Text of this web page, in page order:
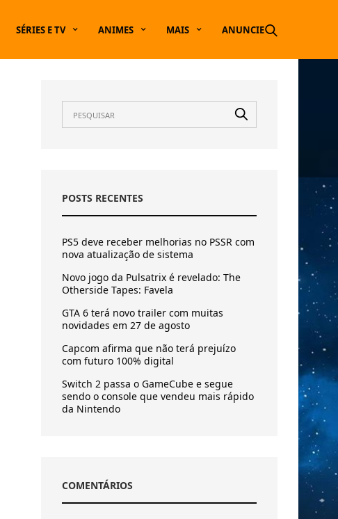
SÉRIES E TV ANIMES MAIS ANUNCIE
POSTS RECENTES
PS5 deve receber melhorias no PSSR com
nova atualização de sistema
Novo jogo da Pulsatrix é revelado: The
Otherside Tapes: Favela
GTA 6 terá novo trailer com muitas
novidades em 27 de agosto
Capcom afirma que não terá prejuízo
com futuro 100% digital
Switch 2 passa o GameCube e segue
sendo o console que vendeu mais rápido
da Nintendo
COMENTÁRIOS